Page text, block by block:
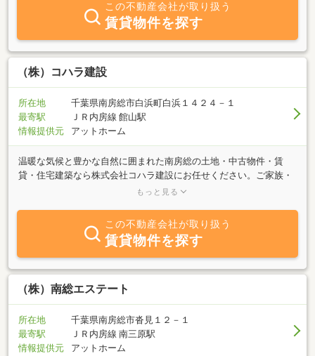
この不動産会社が取り扱う
賃貸物件を探す
（株）コハラ建設
所在地
千葉県南房総市白浜町白浜１４２４－１
最寄駅
ＪＲ内房線 館山駅
情報提供元
アットホーム
温暖な気候と豊かな自然に囲まれた南房総の土地・中古物件・賃
貸・住宅建築なら株式会社コハラ建設にお任せください。ご家族・
ご夫婦・別荘・セカンドライフ・田舎暮らし・・・土地探しから住
させていただきます。どうぞお気軽にお立ち寄りください。
もっと見る
この不動産会社が取り扱う
賃貸物件を探す
（株）南総エステート
所在地
千葉県南房総市沓見１２－１
最寄駅
ＪＲ内房線 南三原駅
情報提供元
アットホーム